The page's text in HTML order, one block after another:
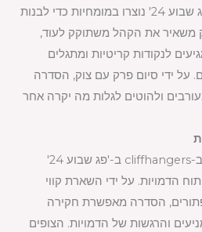
ה-cliffhangers ב'פג שבוע 24' נוצרו במומחיות כדי לבנות
משאיר את הקהל משתוקק לעוד,
לנקודות קריטיות ומתגלים
על ידי סיום פרק עם צוק, הסדרה
ולהוטים לגלות מה יקרה אחר
השימוש האסטרטגי ב-cliffhangers ב-'פג שבוע 24'
הדמויות. על ידי השארת קווי
הסדרה מאפשרת חקירה
והרגשות של הדמויות. הצופים